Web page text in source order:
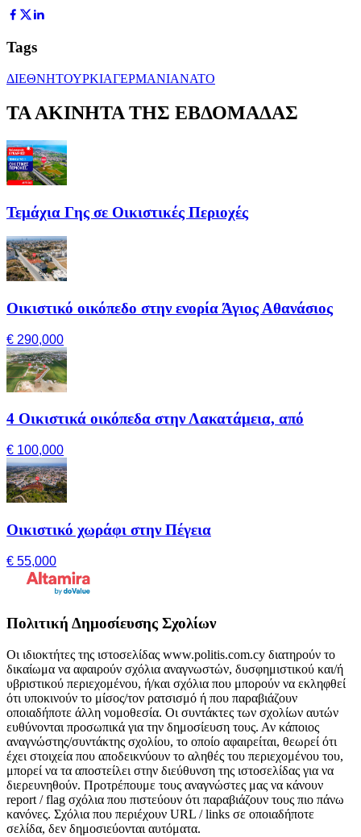
Tags
ΔΙΕΘΝΗΤΟΥΡΚΙΑΓΕΡΜΑΝΙΑΝΑΤΟ
ΤΑ ΑΚΙΝΗΤΑ ΤΗΣ ΕΒΔΟΜΑΔΑΣ
Τεμάχια Γης σε Οικιστικές Περιοχές
Οικιστικό οικόπεδο στην ενορία Άγιος Αθανάσιος
€ 290,000
4 Οικιστικά οικόπεδα στην Λακατάμεια, από
€ 100,000
Οικιστικό χωράφι στην Πέγεια
€ 55,000
Πολιτική Δημοσίευσης Σχολίων
Οι ιδιοκτήτες της ιστοσελίδας www.politis.com.cy διατηρούν το
δικαίωμα να αφαιρούν σχόλια αναγνωστών, δυσφημιστικού και/ή
υβριστικού περιεχομένου, ή/και σχόλια που μπορούν να εκληφθεί
ότι υποκινούν το μίσος/τον ρατσισμό ή που παραβιάζουν
οποιαδήποτε άλλη νομοθεσία. Οι συντάκτες των σχολίων αυτών
ευθύνονται προσωπικά για την δημοσίευση τους. Αν κάποιος
αναγνώστης/συντάκτης σχολίου, το οποίο αφαιρείται, θεωρεί ότι
έχει στοιχεία που αποδεικνύουν το αληθές του περιεχομένου του,
μπορεί να τα αποστείλει στην διεύθυνση της ιστοσελίδας για να
διερευνηθούν. Προτρέπουμε τους αναγνώστες μας να κάνουν
report / flag σχόλια που πιστεύουν ότι παραβιάζουν τους πιο πάνω
κανόνες. Σχόλια που περιέχουν URL / links σε οποιαδήποτε
σελίδα, δεν δημοσιεύονται αυτόματα.